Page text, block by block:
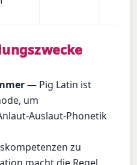
— Pig Latin ist
um
Auslaut-Phonetik
zu